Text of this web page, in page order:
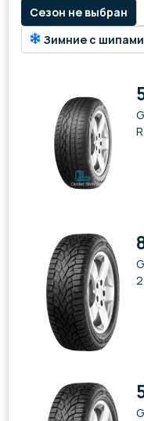
Сезон не выбран
Зимние с шипами